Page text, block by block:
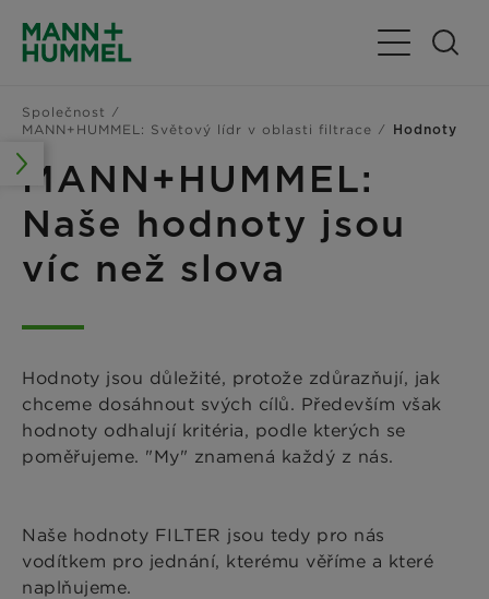
Přepnout
Společnost
MANN+HUMMEL: Světový lídr v oblasti filtrace
Hodnoty
MANN+HUMMEL:
Naše hodnoty jsou
víc než slova
Hodnoty jsou důležité, protože zdůrazňují, jak
chceme dosáhnout svých cílů. Především však
hodnoty odhalují kritéria, podle kterých se
poměřujeme. "My" znamená každý z nás.
Naše hodnoty FILTER jsou tedy pro nás
vodítkem pro jednání, kterému věříme a které
naplňujeme.